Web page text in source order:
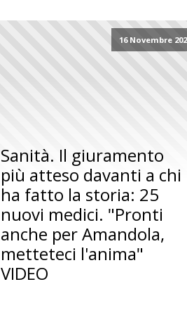
16 Novembre
Sanità. Il giuramento
più atteso davanti a chi
ha fatto la storia: 25
nuovi medici. "Pronti
anche per Amandola,
metteteci l'anima"
VIDEO